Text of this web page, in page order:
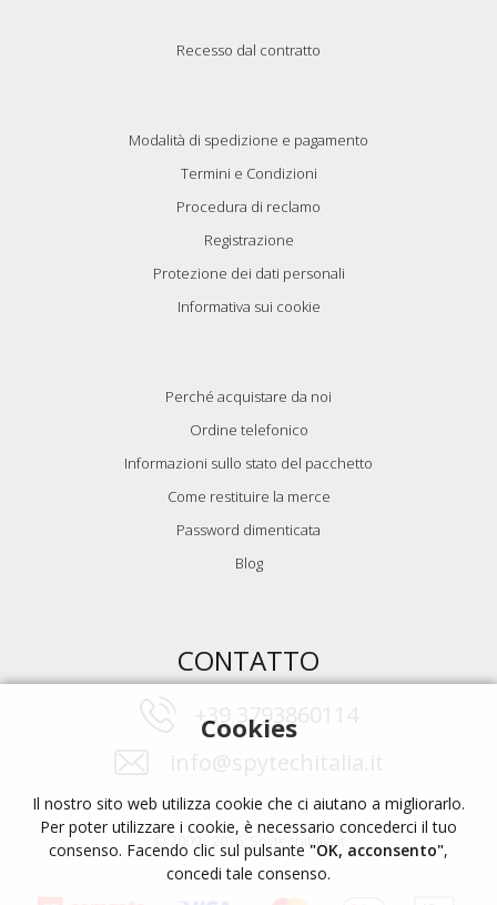
Recesso dal contratto
Modalità di spedizione e pagamento
Termini e Condizioni
Procedura di reclamo
Registrazione
Protezione dei dati personali
Informativa sui cookie
Perché acquistare da noi
Ordine telefonico
Informazioni sullo stato del pacchetto
Come restituire la merce
Password dimenticata
Blog
CONTATTO
+39 3793860114
© 2009 - 2026, Spytechitalia.it
Cookies
Il nostro sito web utilizza cookie che ci aiutano a migliorarlo.
Per poter utilizzare i cookie, è necessario concederci il tuo
consenso. Facendo clic sul pulsante "OK, acconsento",
concedi tale consenso.